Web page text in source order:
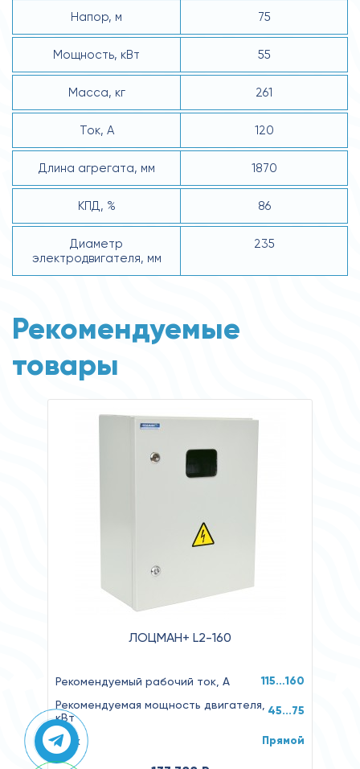
Напор, м 75
Мощность, кВт 55
Масса, кг 261
Ток, А 120
Длина агрегата, мм 1870
КПД, % 86
Диаметр
электродвигателя, мм
235
Рекомендуемые
товары
ЛОЦМАН+ L2-160
Рекомендуемый рабочий ток, А 115…160
Рекомендуемая мощность двигателя,
кВт
45...75
Пуск Прямой